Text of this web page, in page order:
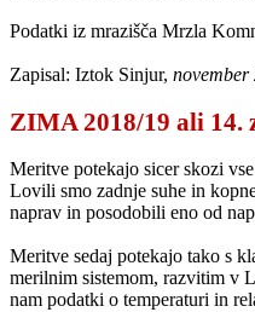
Podatki iz mrazišča Mrzla
Zapisal: Iztok Sinjur, november
ZIMA 2018/19 ali 14.
Meritve potekajo sicer skozi
Lovili smo zadnje suhe in
naprav in posodobili eno od
Meritve sedaj potekajo tako s
merilnim sistemom, razvitim v
nam podatki o temperaturi in